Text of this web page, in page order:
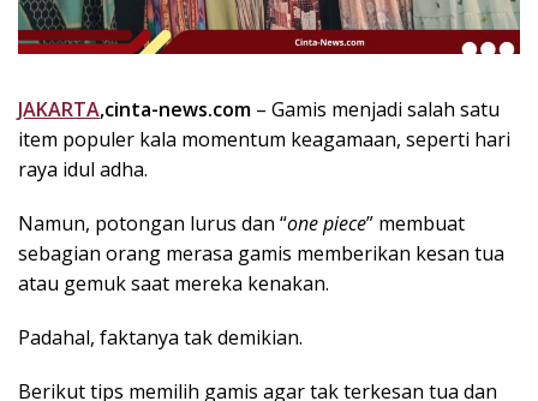
k
i
i
,
P
e
u
h
I
s
i
JAKARTA,cinta-news.com – Gamis menjadi salah satu
item populer kala momentum keagamaan, seperti hari
raya idul adha.
Namun, potongan lurus dan “one piece” membuat
sebagian orang merasa gamis memberikan kesan tua
atau gemuk saat mereka kenakan.
Padahal, faktanya tak demikian.
Berikut tips memilih gamis agar tak terkesan tua dan